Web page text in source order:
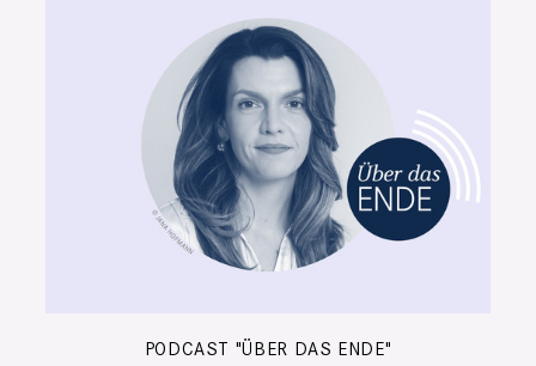
PODCAST "ÜBER DAS ENDE"